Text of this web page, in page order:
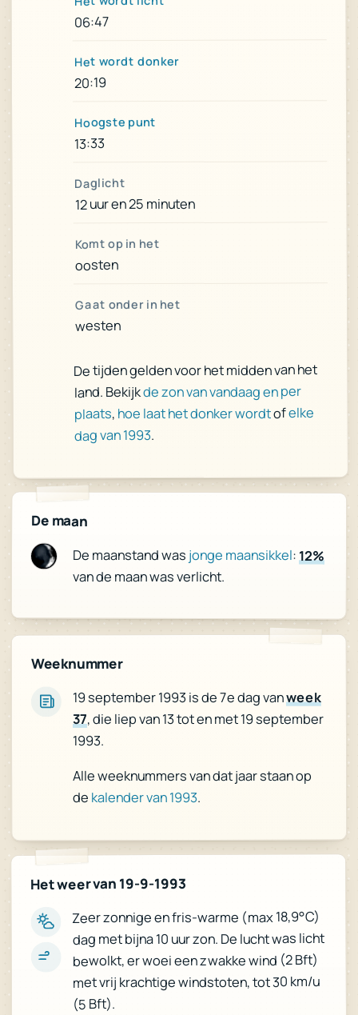
06:47
Het wordt donker
20:19
Hoogste punt
13:33
Daglicht
12 uur en 25 minuten
Komt op in het
oosten
Gaat onder in het
westen
De tijden gelden voor het midden van het
land. Bekijkde zon van vandaag en per
plaats, hoe laat het donker wordtofelke
dag van 1993.
De maan
De maanstand was jonge maansikkel:12%
van de maan was verlicht.
Weeknummer
19 september 1993 is de 7e dag vanweek
37, die liep van 13 tot en met 19 september
1993.
Alle weeknummers van dat jaar staan op
de kalender van 1993.
Het weer van 19-9-1993
Zeer zonnige en fris-warme (max 18,9°C)
dag met bijna 10 uur zon. De lucht was licht
bewolkt, er woei een zwakke wind (2 Bft)
met vrij krachtige windstoten, tot 30 km/u
(5 Bft).